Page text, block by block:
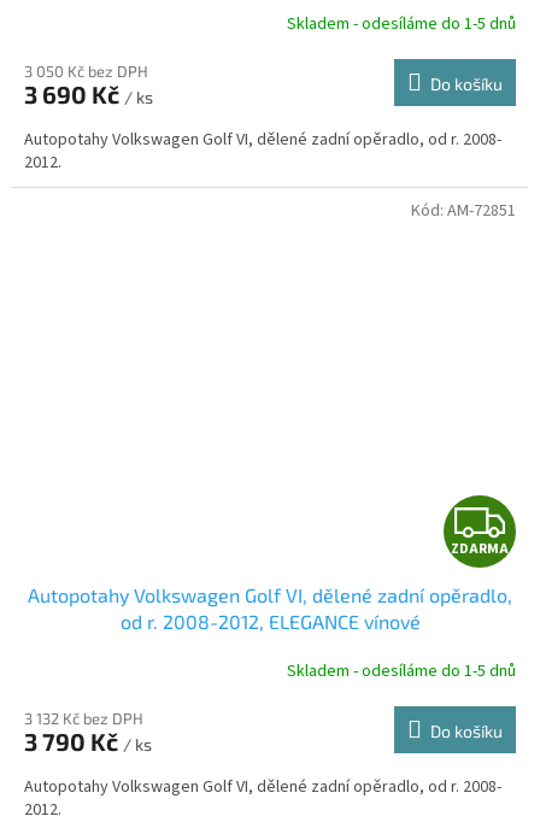
R
Skladem - odesíláme do 1-5 dnů
3 050 Kč bez DPH
3 690 Kč / ks
Do košíku
Autopotahy Volkswagen Golf VI, dělené zadní opěradlo, od r. 2008-
2012.
Z
D
R
ZDARMA
Autopotahy Volkswagen Golf VI, dělené zadní opěradlo,
od r. 2008-2012, ELEGANCE vínové
Skladem - odesíláme do 1-5 dnů
3 132 Kč bez DPH
3 790 Kč / ks
Do košíku
Autopotahy Volkswagen Golf VI, dělené zadní opěradlo, od r. 2008-
2012.
Kód: AM-72851